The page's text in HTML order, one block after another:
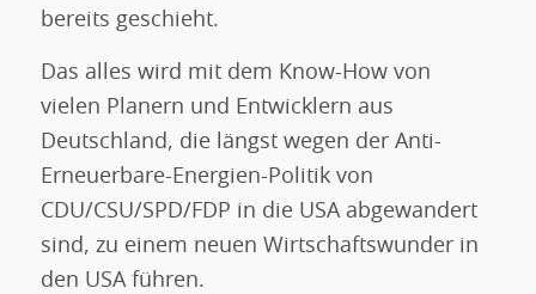
bereits geschieht.
Das alles wird mit dem Know-How von
vielen Planern und Entwicklern aus
Deutschland, die längst wegen der Anti-
Erneuerbare-Energien-Politik von
CDU/CSU/SPD/FDP in die USA abgewandert
sind, zu einem neuen Wirtschaftswunder in
den USA führen.